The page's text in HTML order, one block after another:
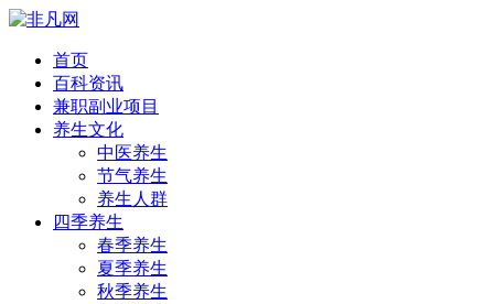
首页
百科资讯
兼职副业项目
养生文化
中医养生
节气养生
养生人群
四季养生
春季养生
夏季养生
秋季养生